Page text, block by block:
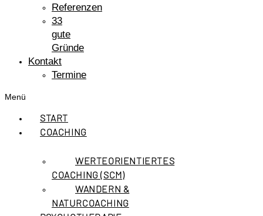
Referenzen
33
gute
Gründe
Kontakt
Termine
Menü
START
COACHING
WERTEORIENTIERTES
COACHING (SCM)
WANDERN &
NATURCOACHING